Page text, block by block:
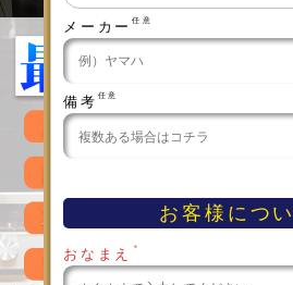
メーカー 任意
備考 任意
お客様につ
おなまえ ＊